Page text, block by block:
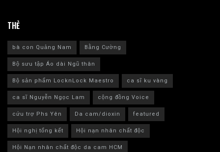
THẺ
bà con Quảng Nam
Bằng Cường
Bộ sưu tập Áo dài Ngũ thân
Bộ sản phẩm LocknLock Maestro
ca sĩ ku vàng
ca sĩ Nguyễn Ngọc Lam
cộng đồng Voice
cứu trợ Phs Yên
Da cam/dioxin
featured
Hội nghị tổng kết
Hội nạn nhân chất độc
Hội Nạn nhân chất độc da cam HCM